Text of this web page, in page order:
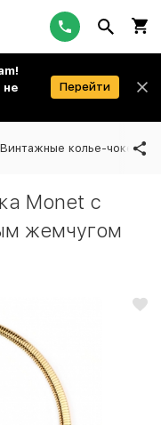
не
Перейти
Винтажные колье-чокеры
Monet с
жемчугом